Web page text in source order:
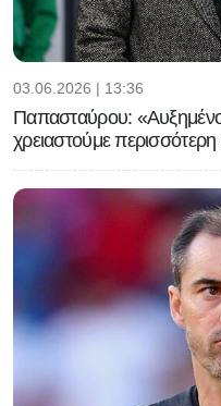
03.06.2026 | 13:36
Παπασταύρου: «Αυξημένο
χρειαστούμε περισσότερη